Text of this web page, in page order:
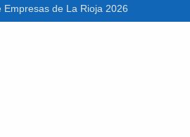
Empresas de La Rioja 2026